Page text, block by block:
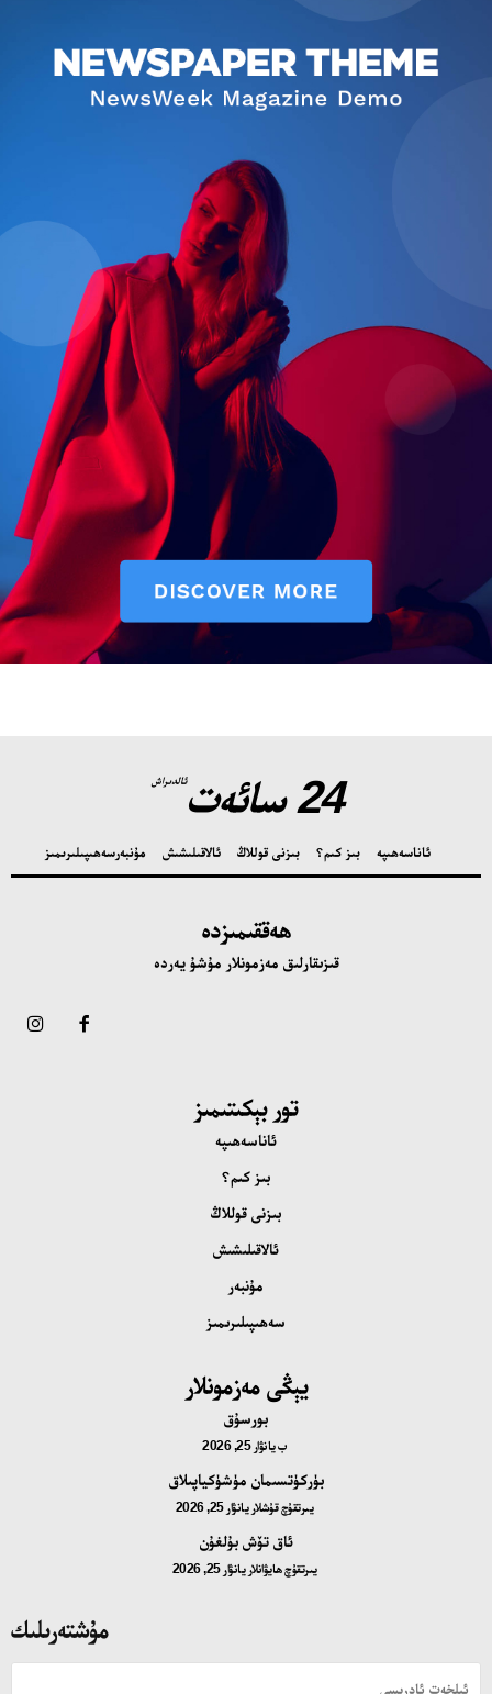
بىز كىم؟
24 سائەت ئالدىراش
ئاناسەھىپە بىز كىم؟ بىزنى قوللاڭ ئالاقىلىشىش مۇنبەرسەھىپىلىرىمىز
ھەققىمىزدە
قىزىقارلىق مەزمونلار مۇشۇ يەردە
تور بېكىتىمىز
ئاناسەھىپە
بىز كىم؟
بىزنى قوللاڭ
ئالاقىلىشىش
مۇنبەر
سەھىپىلىرىمىز
يېڭى مەزمونلار
بورسۇق
بيانۋار 25, 2026
بۈركۈتسىمان مۈشۈكياپىلاق
يىرتقۇچ قۇشلار يانۋار 25, 2026
ئاق تۆش بۇلغۇن
يىرتقۇچ ھايۋانلار يانۋار 25, 2026
مۇشتەرىلىك